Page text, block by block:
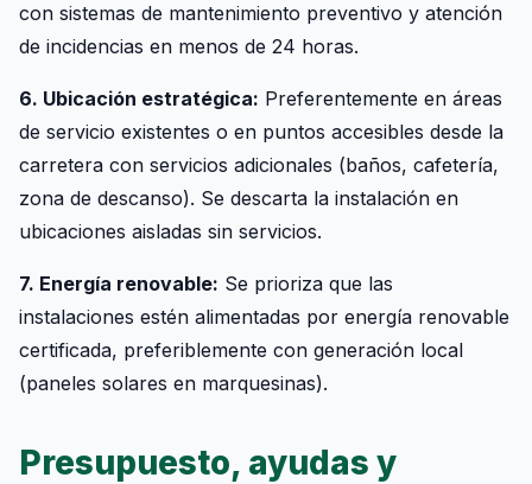
con sistemas de mantenimiento preventivo y atención
de incidencias en menos de 24 horas.
6. Ubicación estratégica: Preferentemente en áreas
de servicio existentes o en puntos accesibles desde la
carretera con servicios adicionales (baños, cafetería,
zona de descanso). Se descarta la instalación en
ubicaciones aisladas sin servicios.
7. Energía renovable: Se prioriza que las
instalaciones estén alimentadas por energía renovable
certificada, preferiblemente con generación local
(paneles solares en marquesinas).
Presupuesto, ayudas y